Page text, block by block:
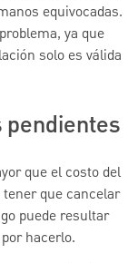
equivocadas.
ya que
solo es válida
pendientes
que el costo del
que cancelar
puede resultar
hacerlo.